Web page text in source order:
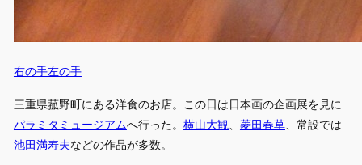
右の手左の手
三重県菰野町にある洋食のお店。この日は日本画の企画展を見に
パラミタミュージアムへ行った。 横山大観 菱田春草、常設では
池田満寿夫などの作品が多数。